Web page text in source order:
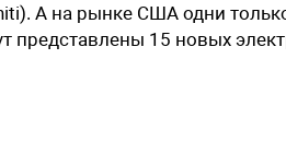
А на рынке США одни
представлены 15 новых